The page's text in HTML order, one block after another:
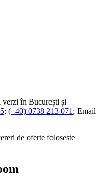
în București și
; (+40) 0738 213 071 ; Email
de oferte folosește